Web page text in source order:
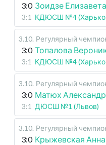
3:0 Зоидзе Елизавета
3:1 КДЮСШ №4
3.10. Регулярный
3:0 Топалова
3:1 КДЮСШ №4
3.10. Регулярный
3:0 Матюх
3:1 ДЮСШ №1 (Львов)
3.10. Регулярный
3:0 Крыжевская Анна